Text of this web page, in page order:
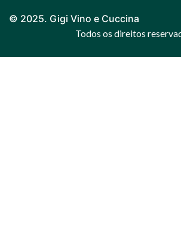
© 2025. Gigi Vino e Cuccina
Todos os direitos